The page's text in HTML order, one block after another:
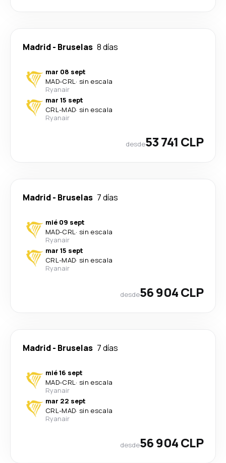
Madrid- Bruselas 8 días
mar 08 sept
MAD-CRL· sin escala
Ryanair
mar 15 sept
CRL-MAD· sin escala
Ryanair
desde53 741 CLP
Madrid- Bruselas 7 días
mié 09 sept
MAD-CRL· sin escala
Ryanair
mar 15 sept
CRL-MAD· sin escala
Ryanair
desde56 904 CLP
Madrid- Bruselas 7 días
mié 16 sept
MAD-CRL· sin escala
Ryanair
mar 22 sept
CRL-MAD· sin escala
Ryanair
desde56 904 CLP